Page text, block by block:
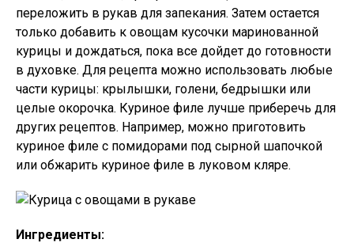
переложить в рукав для запекания. Затем остается
только добавить к овощам кусочки маринованной
курицы и дождаться, пока все дойдет до готовности
в духовке. Для рецепта можно использовать любые
части курицы: крылышки, голени, бедрышки или
целые окорочка. Куриное филе лучше приберечь для
других рецептов. Например, можно приготовить
куриное филе с помидорами под сырной шапочкой
или обжарить куриное филе в луковом кляре.
Ингредиенты: